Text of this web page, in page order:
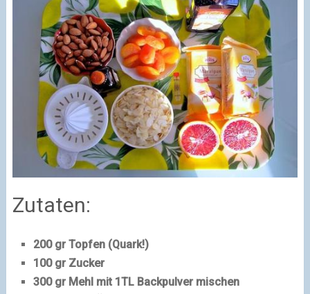
Zutaten:
200 gr Topfen (Quark!)
100 gr Zucker
300 gr Mehl mit 1TL Backpulver mischen